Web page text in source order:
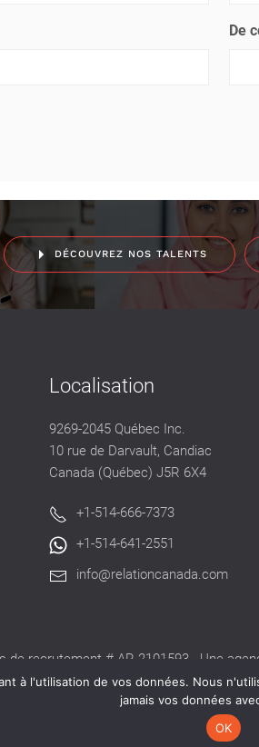
De
DÉCOUVREZ NOS TALENTS
Localisation
9269-2045 Québec Inc.
10 rue de Darvault, Candiac
Canada (Québec) J5R 6X4
+1-514-666-7373
+1-514-641-2551
info@relationcanada.com
de recrutement # AR-2101593 - Une
valide délivré par la CNESST pour
à l'utilisation de vos données. Nous
jamais vos données
OK